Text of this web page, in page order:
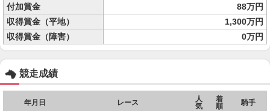
付加賞金
88万円
収得賞金（平地）
1,300万円
収得賞金（障害）
0万円
競走成績
年月日 レース
人
気
着
順
騎手